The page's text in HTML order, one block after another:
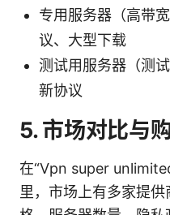
专用服务器（高带
议、大型下载
测试用服务器（测
新协议
5. 市场对比与
在“Vpn super
里，市场上有多家提